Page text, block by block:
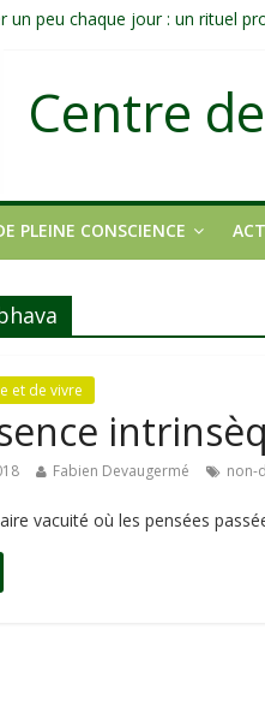
un peu chaque jour : un rituel
la Vie jusque dans les petites
on n’arrive plus à agir : et si ce
consciente d’elle-même,
Centre
PLEINE CONSCIENCE
et de vivre
Fabien Devaugermé non-
vacuité où les pensées